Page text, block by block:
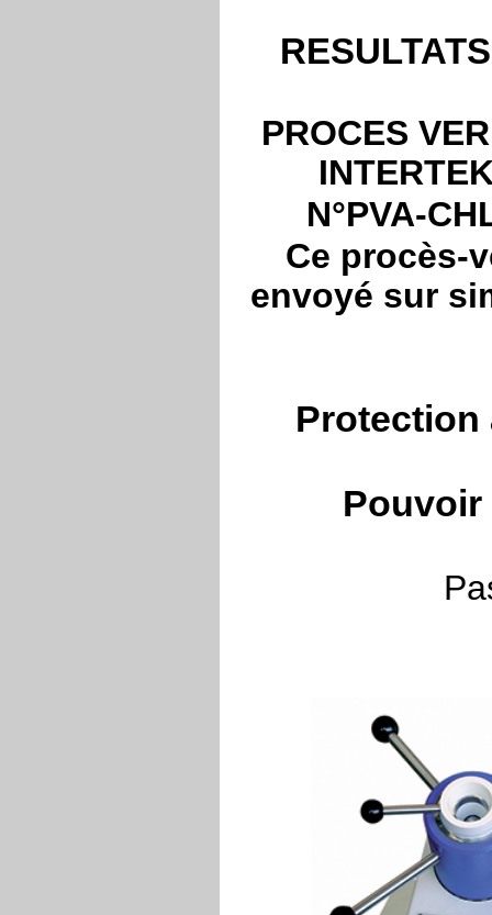
PROCES
N°PVA-
Ce procès-
envoyé sur